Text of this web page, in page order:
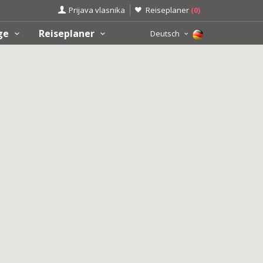
Prijava vlasnika Reiseplaner (0)
Reiseplaner Deutsch